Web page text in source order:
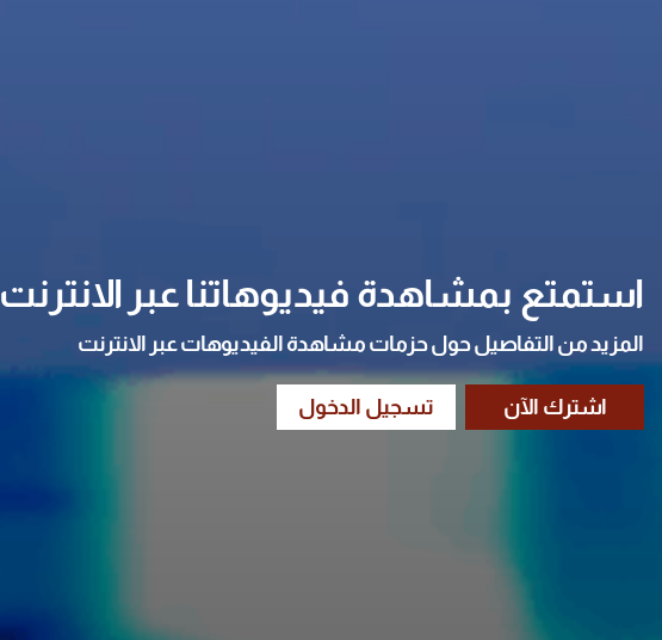
استمتع بمشاهدة فيديوهاتنا عبر الانترنت
المزيد من التفاصيل حول حزمات مشاهدة الفيديوهات عبر الانترنت